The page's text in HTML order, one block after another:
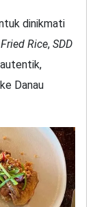
dinikmati
Rice, SDD
Danau